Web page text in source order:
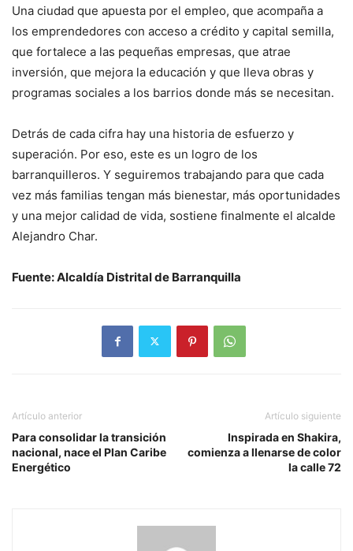
Una ciudad que apuesta por el empleo, que acompaña a
los emprendedores con acceso a crédito y capital semilla,
que fortalece a las pequeñas empresas, que atrae
inversión, que mejora la educación y que lleva obras y
programas sociales a los barrios donde más se necesitan.
Detrás de cada cifra hay una historia de esfuerzo y
superación. Por eso, este es un logro de los
barranquilleros. Y seguiremos trabajando para que cada
vez más familias tengan más bienestar, más oportunidades
y una mejor calidad de vida, sostiene finalmente el alcalde
Alejandro Char.
Fuente: Alcaldía Distrital de Barranquilla
Artículo anterior
Para consolidar la transición
nacional, nace el Plan Caribe
Energético
Artículo siguiente
Inspirada en Shakira,
comienza a llenarse de color
la calle 72